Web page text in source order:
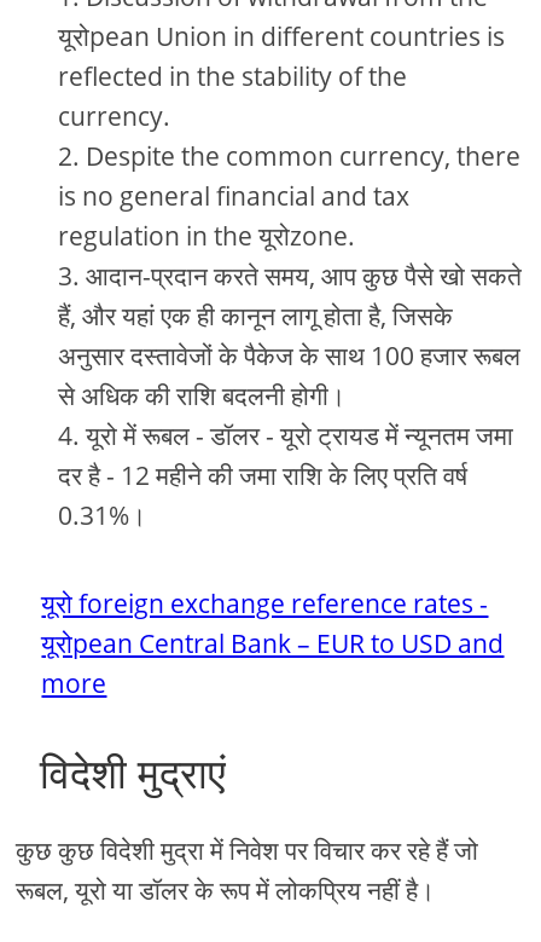
यूरोpean Union in different countries is
reflected in the stability of the
currency.
Despite the common currency, there
is no general financial and tax
regulation in the यूरोzone.
आदान-प्रदान करते समय, आप कुछ पैसे खो सकते
हैं, और यहां एक ही कानून लागू होता है, जिसके
अनुसार दस्तावेजों के पैकेज के साथ 100 हजार रूबल
से अधिक की राशि बदलनी होगी।
यूरो में रूबल - डॉलर - यूरो ट्रायड में न्यूनतम जमा
दर है - 12 महीने की जमा राशि के लिए प्रति वर्ष
0.31%।
यूरो foreign exchange reference rates -
यूरोpean Central Bank – EUR to USD and
more
विदेशी मुद्राएं
कुछ कुछ विदेशी मुद्रा में निवेश पर विचार कर रहे हैं जो
रूबल, यूरो या डॉलर के रूप में लोकप्रिय नहीं है।